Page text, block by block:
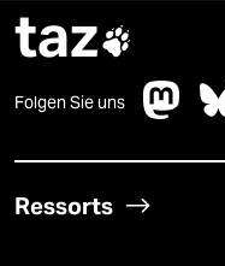
taz
Folgen Sie uns
Ressorts